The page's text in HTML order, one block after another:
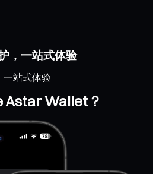
，一站式体验
一站式体验
Astar Wallet？